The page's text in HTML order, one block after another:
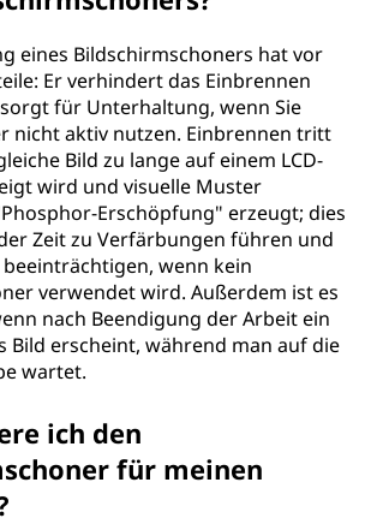
eines Bildschirmschoners hat vor
Er verhindert das Einbrennen
für Unterhaltung, wenn Sie
nicht aktiv nutzen. Einbrennen tritt
Bild zu lange auf einem LCD-
wird und visuelle Muster
Erschöpfung" erzeugt; dies
Zeit zu Verfärbungen führen und
wenn kein
verwendet wird. Außerdem ist es
nach Beendigung der Arbeit ein
Bild erscheint, während man auf die
wartet.
ich den
für meinen